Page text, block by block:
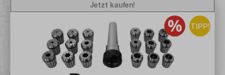
TIPP!
Jetzt kaufen!